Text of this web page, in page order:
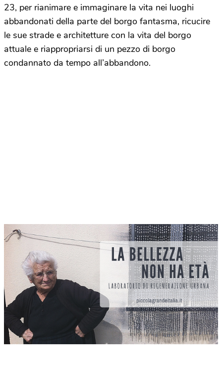
23, per rianimare e immaginare la vita nei luoghi
abbandonati della parte del borgo fantasma, ricucire
le sue strade e architetture con la vita del borgo
attuale e riappropriarsi di un pezzo di borgo
condannato da tempo all’abbandono.